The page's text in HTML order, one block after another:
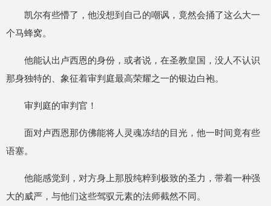
凯尔有些懵了，他没想到自己的嘲讽，竟然会捅了这么大一
个马蜂窝。
他能认出卢西恩的身份，或者说，在圣教皇国，没人不认识
那身独特的、象征着审判庭最高荣耀之一的银边白袍。
审判庭的审判官！
面对卢西恩那仿佛能将人灵魂冻结的目光，他一时间竟有些
语塞。
他能感觉到，对方身上那股纯粹到极致的圣力，带着一种强
大的威严，与他们这些驾驭元素的法师截然不同。